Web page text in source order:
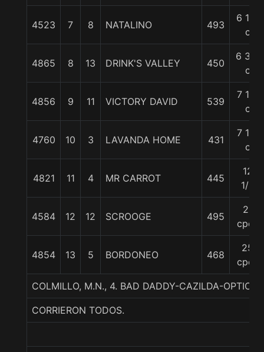
4523 7 8 NATALINO 493
6 1/4
c
4865 8 13 DRINK'S VALLEY 450
6 3/4
c
4856 9 11 VICTORY DAVID 539
7 1/4
c
4760 10 3 LAVANDA HOME 431
7 1/2
c
4821 11 4 MR CARROT 445
12
1/2
4584 12 12 SCROOGE 495
21
cpos
4854 13 5 BORDONEO 468
25
cpos
COLMILLO, M.N., 4. BAD DADDY-CAZILDA-OPTIC
CORRIERON TODOS.